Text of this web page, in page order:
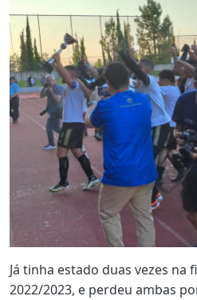
Já tinha estado duas vezes na
2022/2023, e perdeu ambas